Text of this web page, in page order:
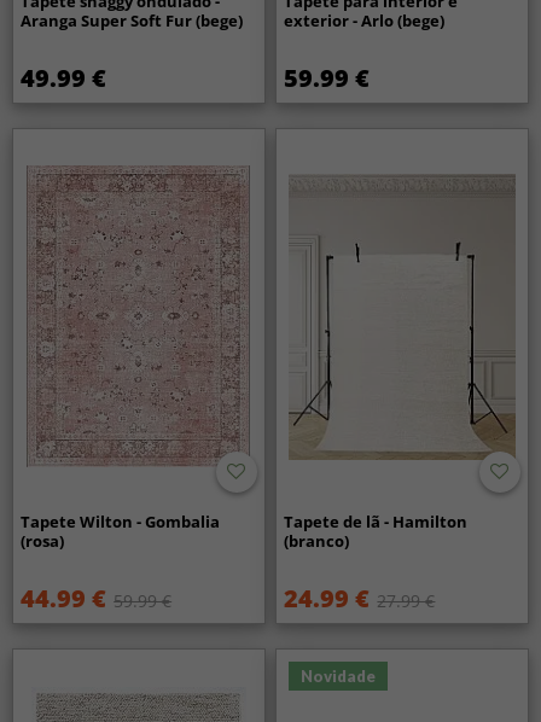
Aranga Super Soft Fur (bege)
49.99 €
exterior - Arlo (bege)
59.99 €
Tapete Wilton - Gombalia
(rosa)
44.99 € 59.99 €
Tapete de lã - Hamilton
(branco)
24.99 € 27.99 €
Novidade